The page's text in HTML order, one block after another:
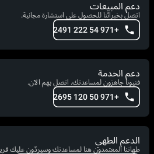
دعم المبيعات
اتصل بخبرائنا للحصول على استشارة مجانية.
+971 54 222 2491
دعم الخدمة
فنيونا جاهزون لمساعدتك. اتصل بهم الآن.
+971 50 120 2695
الدعم الطهي
طهاتنا المعتمدون هنا لمساعدتك وسيردّون عليك